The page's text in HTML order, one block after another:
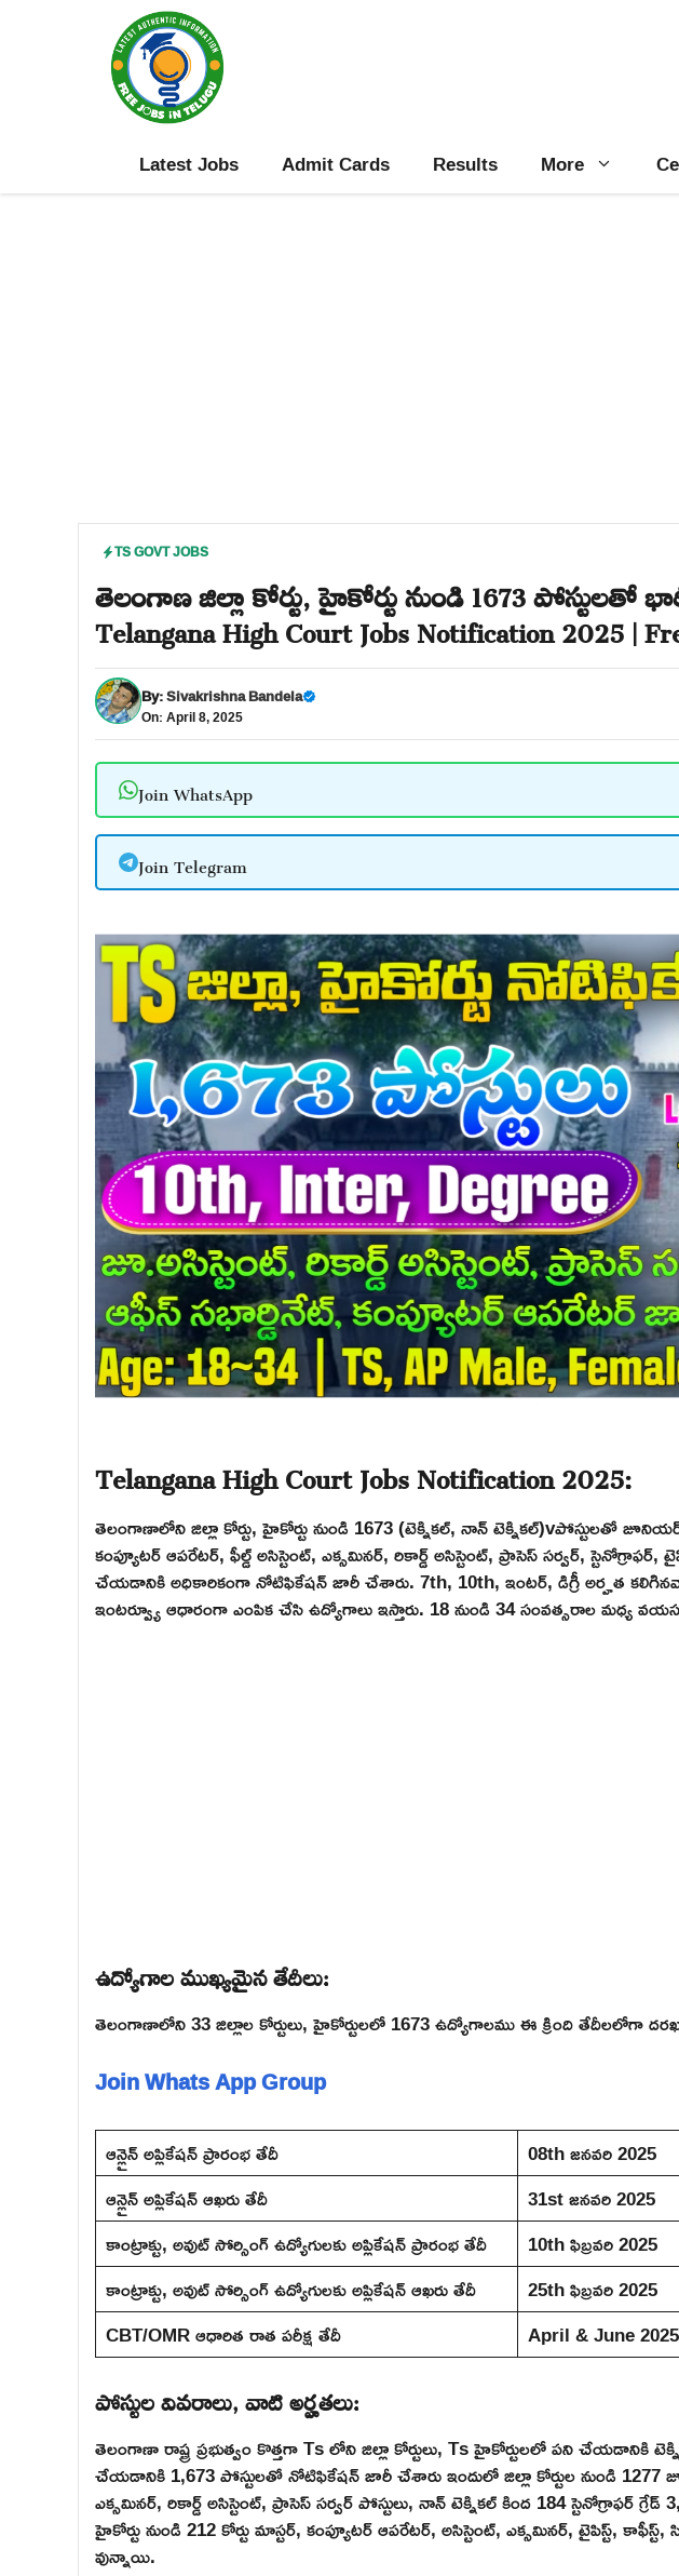
Latest Jobs Admit Cards Results More
TS GOVT JOBS
తెలంగాణ జిల్లా కోర్టు, హైకోర్టు నుండి 1673
Telangana High Court Jobs Notification 2025 |
By:Sivakrishna Bandela
On: April 8, 2025
Join WhatsApp
Join Telegram
Telangana High Court Jobs Notification 2025:
తెలంగాణాలోని జిల్లా కోర్టు, హైకోర్టు నుండి 1673 (టెక్నికల్, నాన్ టెక్నికల్)vపోస్టులతో
కంప్యూటర్ ఆపరేటర్, ఫీల్డ్ అసిస్టెంట్, ఎక్సమినర్, రికార్డ్ అసిస్టెంట్, ప్రాసెస్ సర్వర్, స్టెనోగ్రాఫర్,
చేయడానికి అధికారికంగా నోటిఫికేషన్ జారీ చేశారు. 7th, 10th, ఇంటర్, డిగ్రీ అర్హత
ఇంటర్వ్యూ ఆధారంగా ఎంపిక చేసి ఉద్యోగాలు ఇస్తారు. 18 నుండి 34 సంవత్సరాల మధ్య
ఉద్యోగాల ముఖ్యమైన తేదీలు:
తెలంగాణాలోని 33 జిల్లాల కోర్టులు, హైకోర్టులలో 1673 ఉద్యోగాలము ఈ క్రింది తేదీలలోగా
Join Whats App Group
ఆన్లైన్ అప్లికేషన్ ప్రారంభ తేదీ
08th జనవరి 2025
ఆన్లైన్ అప్లికేషన్ ఆఖరు తేదీ
31st జనవరి 2025
కాంట్రాక్టు, అవుట్ సోర్సింగ్ ఉద్యోగులకు అప్లికేషన్ ప్రారంభ తేదీ
10th ఫిబ్రవరి 2025
కాంట్రాక్టు, అవుట్ సోర్సింగ్ ఉద్యోగులకు అప్లికేషన్ ఆఖరు తేదీ
25th ఫిబ్రవరి 2025
CBT/OMR ఆధారిత రాత పరీక్ష తేదీ
April & June 2025
పోస్టుల వివరాలు, వాటి అర్హతలు:
తెలంగాణా రాష్ట్ర ప్రభుత్వం కొత్తగా Ts లోని జిల్లా కోర్టులు, Ts హైకోర్టులలో పని చేయడానికి
చేయడానికి 1,673 పోస్టులతో నోటిఫికేషన్ జారీ చేశారు ఇందులో జిల్లా కోర్టుల నుండి 1277
ఎక్సమినర్, రికార్డ్ అసిస్టెంట్, ప్రాసెస్ సర్వర్ పోస్టులు, నాన్ టెక్నికల్ కింద 184 స్టెనోగ్రాఫర్
హైకోర్టు నుండి 212 కోర్టు మాస్టర్, కంప్యూటర్ ఆపరేటర్, అసిస్టెంట్, ఎక్సమినర్, టైపిస్ట్, కాఫీస్ట్,
వున్నాయి.